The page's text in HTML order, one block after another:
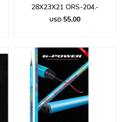
28X23X21 ORS-204.-
USD 55,00